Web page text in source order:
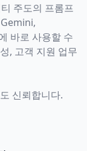
주도의 프롬프
바로 사용할 수
, 고객 지원 업무
신뢰합니다.